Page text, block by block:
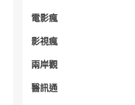
電影瘋
影視瘋
兩岸觀
醫訊通